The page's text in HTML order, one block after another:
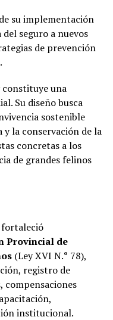
su implementación
seguro a nuevos
de prevención
una
Su diseño busca
sostenible
la conservación de la
concretas a los
de grandes felinos
Provincial de
(Ley XVI N.° 78),
registro de
compensaciones
institucional.